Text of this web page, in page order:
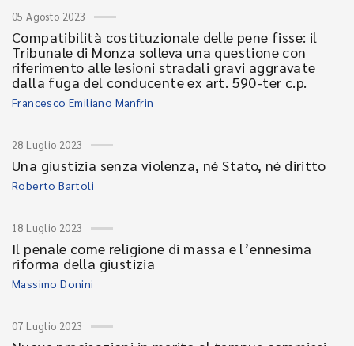
05 Agosto 2023
Compatibilità costituzionale delle pene fisse: il
Tribunale di Monza solleva una questione con
riferimento alle lesioni stradali gravi aggravate
dalla fuga del conducente ex art. 590-ter c.p.
Francesco Emiliano Manfrin
28 Luglio 2023
Una giustizia senza violenza, né Stato, né diritto
Roberto Bartoli
18 Luglio 2023
Il penale come religione di massa e l’ennesima
riforma della giustizia
Massimo Donini
07 Luglio 2023